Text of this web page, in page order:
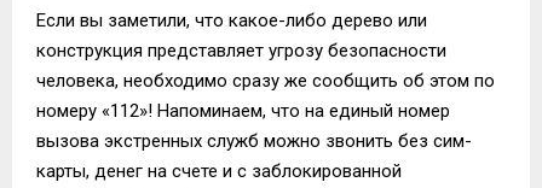
Если вы заметили, что какое-либо дерево или
конструкция представляет угрозу безопасности
человека, необходимо сразу же сообщить об этом по
номеру «112»! Напоминаем, что на единый номер
вызова экстренных служб можно звонить без сим-
карты, денег на счете и с заблокированной